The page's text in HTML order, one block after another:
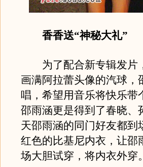
香香送“神秘大礼”
为了配合新专辑发片
画满阿拉蕾头像的汽球
唱，希望用音乐将快乐
邵雨涵更是得到了春晓、
天邵雨涵的同门好友都
红色的比基尼内衣，让邵
场大胆试穿，将内衣外穿。